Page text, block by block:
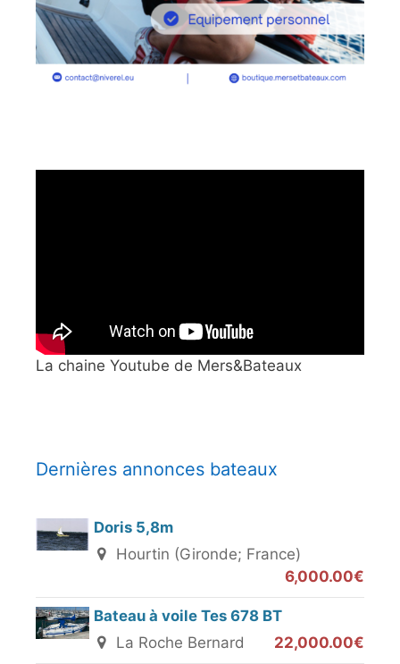
La chaine Youtube de Mers&Bateaux
Dernières annonces bateaux
Doris 5,8m
Hourtin (Gironde; France)
6,000.00€
Bateau à voile Tes 678 BT
La Roche Bernard
22,000.00€